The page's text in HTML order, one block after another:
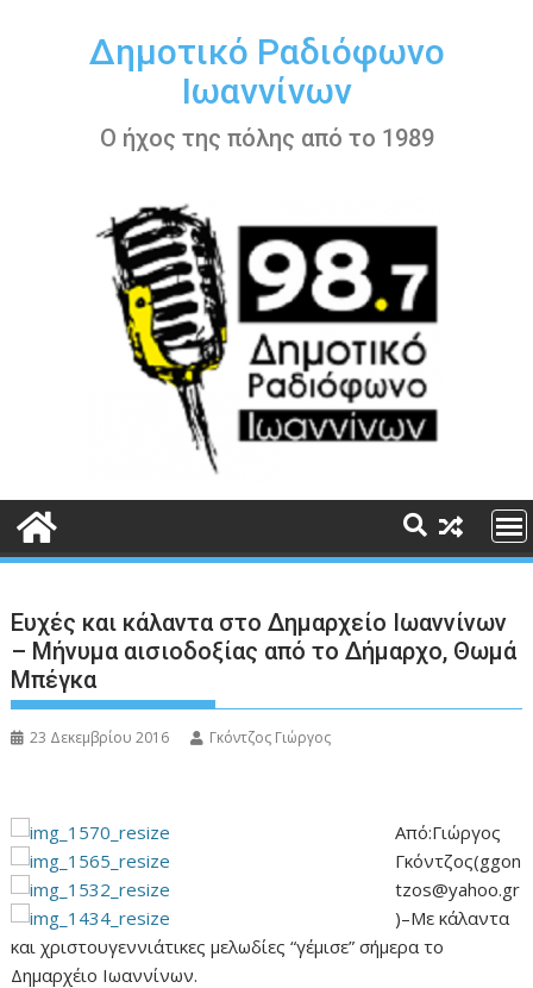
περιεχόμενοΔημοτικό Ραδιόφωνο
Ιωαννίνων
Ο ήχος της πόλης από το 1989
Ευχές και κάλαντα στο Δημαρχείο Ιωαννίνων
– Μήνυμα αισιοδοξίας από το Δήμαρχο, Θωμά
Μπέγκα
23 Δεκεμβρίου 2016 Γκόντζος Γιώργος
Από:Γιώργος
Γκόντζος(ggon
tzos@yahoo.gr
)–Με κάλαντα
και χριστουγεννιάτικες μελωδίες “γέμισε” σήμερα το
Δημαρχέιο Ιωαννίνων.